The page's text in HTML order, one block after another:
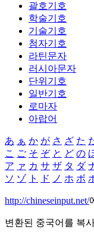
괄호기호
학술기호
기술기호
첨자기호
라틴문자
러시아문자
단위기호
일반기호
로마자
아랍어
あ ぁ か が さ ざ た
こ ご そ ぞ と ど の
ア ァ カ サ ザ タ ダ
ソ ゾ ト ド ノ ホ ボ
http://chineseinput.net/
변환된 중국어를 복